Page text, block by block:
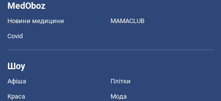
MedOboz
Новини медицини MAMACLUB
Covid
Шоу
Афіша Плітки
Краса Мода